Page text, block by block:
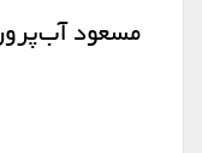
مسعود